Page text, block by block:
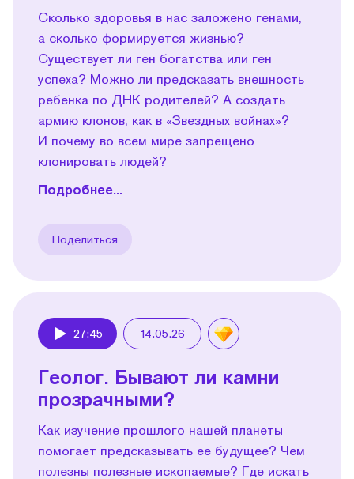
Сколько здоровья в нас заложено генами,
а сколько формируется жизнью?
Существует ли ген богатства или ген
успеха? Можно ли предсказать внешность
ребенка по ДНК родителей? А создать
армию клонов, как в «Звездных войнах»?
И почему во всем мире запрещено
клонировать людей?
Подробнее...
Поделиться
27:45 14.05.26
Геолог. Бывают ли камни
прозрачными?
Как изучение прошлого нашей планеты
помогает предсказывать ее будущее? Чем
полезны полезные ископаемые? Где искать